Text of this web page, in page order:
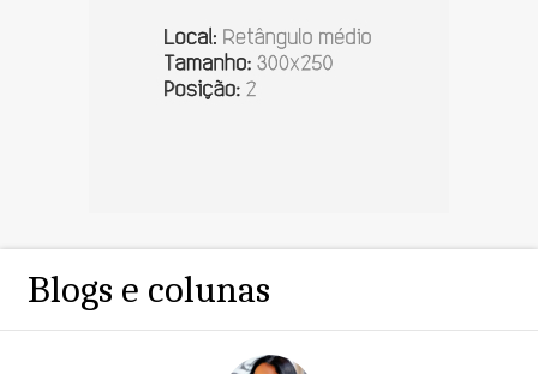
Blogs e colunas